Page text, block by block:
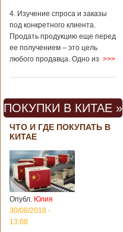
4. Изучение спроса и заказы
под конкретного клиента.
Продать продукцию еще перед
ее получением – это цель
любого продавца. Одно из >>>
ПОКУПКИ В КИТАЕ »
ЧТО И ГДЕ ПОКУПАТЬ В
КИТАЕ
Опубл. Юлия
30/08/2018 -
13:08